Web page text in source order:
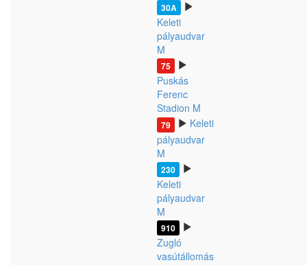
30A
Keleti
pályaudvar
M
75
Puskás
Ferenc
Stadion M
79
Keleti
pályaudvar
M
230
Keleti
pályaudvar
M
910
Zugló
vasútállomás